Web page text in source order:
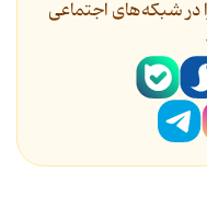
در شبکه‌های اجتماعی